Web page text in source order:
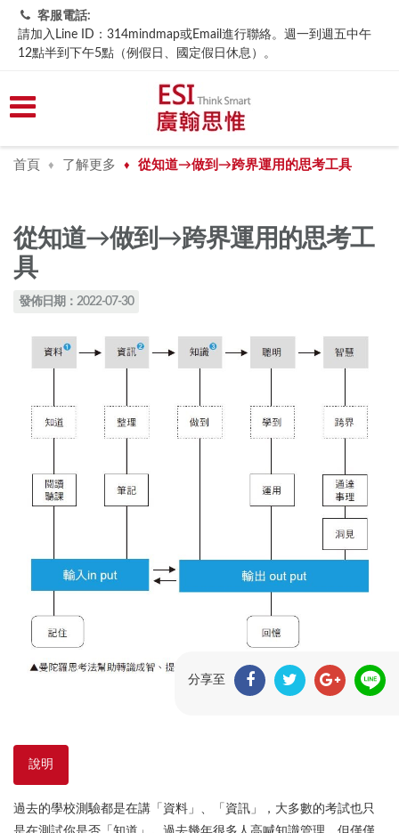
客服電話:
請加入Line ID：314mindmap或Email進行聯絡。週一到週五中午
12點半到下午5點（例假日、國定假日休息）。
首頁 ♦ 了解更多 ♦ 從知道→做到→跨界運用的思考工具
從知道→做到→跨界運用的思考工
具
發佈日期：2022-07-30
分享至
說明
過去的學校測驗都是在講「資料」、「資訊」，大多數的考試也只